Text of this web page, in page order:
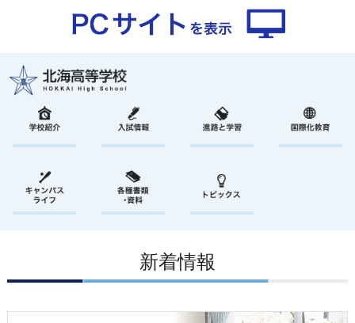
新着情報